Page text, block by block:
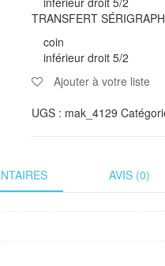
TRANSFERT
coin
inférieur droit 5/2
Ajouter à votre liste
UGS : mak_4129
AVIS (0)